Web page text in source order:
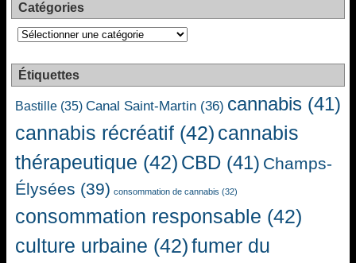
Catégories
Catégories
Étiquettes
Bastille (35) Canal Saint-Martin (36) cannabis (41)
cannabis récréatif (42) cannabis
thérapeutique (42) CBD (41) Champs-
Élysées (39) consommation de cannabis (32)
consommation responsable (42)
culture urbaine (42)fumer du